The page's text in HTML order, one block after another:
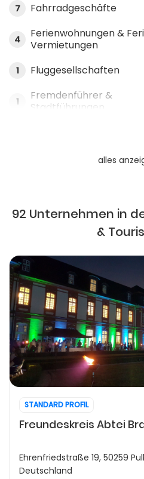
7 Fahrradgeschäfte
4
Ferienwohnungen &
Vermietungen
1 Fluggesellschaften
1
Fremdenführer &
Stadtführungen
alles
92 Unternehmen in
&
STANDARD PROFIL
Freundeskreis Abtei
Ehrenfriedstraße 19, 50259
Deutschland